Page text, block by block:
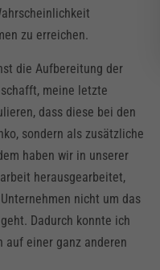
zu erreichen.
die Aufbereitung der
meine letzte
dass diese bei den
sondern als zusätzliche
haben wir in unserer
herausgearbeitet,
nicht um das
Dadurch konnte ich
auf einer ganz anderen